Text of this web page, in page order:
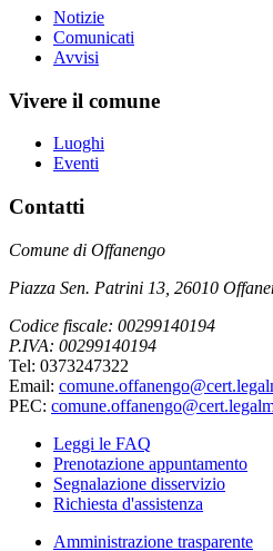
Notizie
Comunicati
Avvisi
Vivere il comune
Luoghi
Eventi
Contatti
Comune di Offanengo
Piazza Sen. Patrini 13, 26010
Codice fiscale: 00299140194
P.IVA: 00299140194
Tel: 0373247322
Email:
PEC:
Leggi le FAQ
Prenotazione appuntamento
Segnalazione disservizio
Richiesta d'assistenza
Amministrazione trasparente